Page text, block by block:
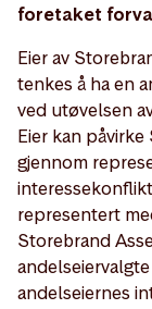
foretaket
Eier av
tenkes å ha en
ved utøvelsen
Eier kan
gjennom
representert
Storebrand
andelseiernes